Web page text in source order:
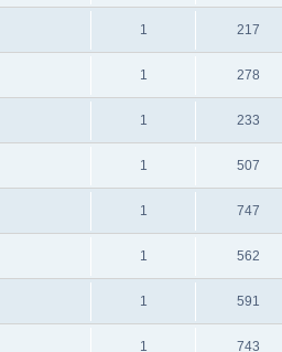
1 217
1 278
1 233
1 507
1 747
1 562
1 591
1 743